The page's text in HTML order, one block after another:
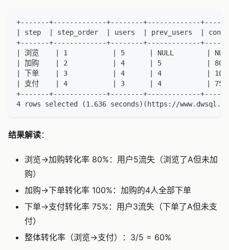
+-------+-------------+--------+-------------
| step  | step_order  | users  | prev_users  |
+-------+-------------+--------+-------------
| 浏览    | 1           | 5      | NULL        |
| 加购    | 2           | 4      | 5           |
| 下单    | 3           | 4      | 4           |
| 支付    | 4           | 3      | 4           |
+-------+-------------+--------+-------------
4 rows selected (1.636 seconds)(https://
结果解读：
浏览→加购转化率 80%：用户5流失（浏览了A但未加
购）
加购→下单转化率 100%：加购的4人全部下单
下单→支付转化率 75%：用户3流失（下单了A但未支
付）
整体转化率（浏览→支付）：3/5 = 60%